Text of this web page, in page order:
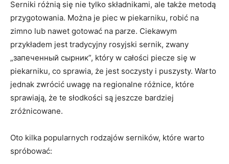
Serniki różnią⁤ się nie⁤ tylko składnikami, ale także⁢ metodą
przygotowania. Można ‌je piec w​ piekarniku, robić na
zimno lub nawet gotować⁤ na parze. Ciekawym⁤
przykładem‍ jest tradycyjny rosyjski sernik, zwany
„запеченный сырник”, który w ‍całości piecze się⁢ w
‍piekarniku, co sprawia, że jest soczysty i puszysty. Warto
jednak ‌zwrócić uwagę ​na regionalne różnice, które
sprawiają, że te ⁤słodkości są jeszcze bardziej
zróżnicowane.
Oto kilka ​popularnych rodzajów serników, ‌które warto⁢
spróbować: